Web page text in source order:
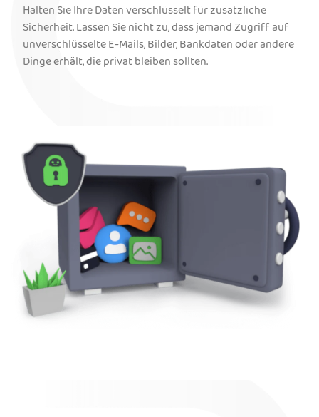
Halten Sie Ihre Daten verschlüsselt für zusätzliche
Sicherheit. Lassen Sie nicht zu, dass jemand Zugriff auf
unverschlüsselte E-Mails, Bilder, Bankdaten oder andere
Dinge erhält, die privat bleiben sollten.